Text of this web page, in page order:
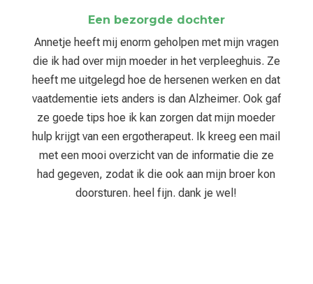
Een bezorgde dochter
Annetje heeft mij enorm geholpen met mijn vragen
die ik had over mijn moeder in het verpleeghuis. Ze
heeft me uitgelegd hoe de hersenen werken en dat
vaatdementie iets anders is dan Alzheimer. Ook gaf
ze goede tips hoe ik kan zorgen dat mijn moeder
hulp krijgt van een ergotherapeut. Ik kreeg een mail
met een mooi overzicht van de informatie die ze
had gegeven, zodat ik die ook aan mijn broer kon
doorsturen. heel fijn. dank je wel!